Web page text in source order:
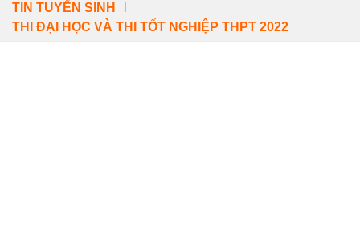
TIN TUYỂN SINH
THI ĐẠI HỌC VÀ THI TỐT NGHIỆP THPT 2022